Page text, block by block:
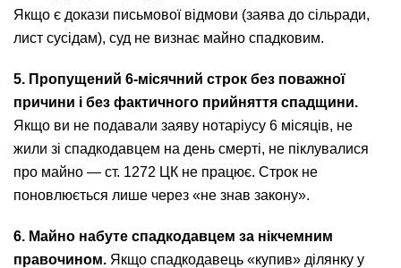
Якщо є докази письмової відмови (заява до сільради,
лист сусідам), суд не визнає майно спадковим.
5. Пропущений 6-місячний строк без поважної
причини і без фактичного прийняття спадщини.
Якщо ви не подавали заяву нотаріусу 6 місяців, не
жили зі спадкодавцем на день смерті, не піклувалися
про майно — ст. 1272 ЦК не працює. Строк не
поновлюється лише через «не знав закону».
6. Майно набуте спадкодавцем за нікчемним
правочином. Якщо спадкодавець «купив» ділянку у